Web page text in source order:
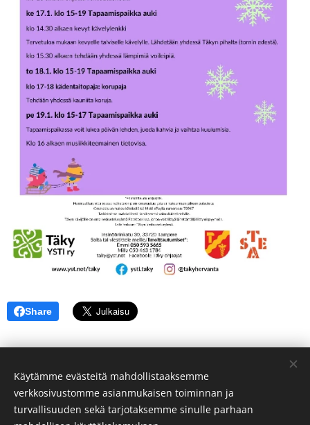
Share
© 2026 Yhdessä Selviytymisen Tuki YSTI ry | Kaikki oikeudet
Käytämme evästeitä mahdollistaaksemme
verkkosivustomme asianmukaisen toiminnan ja
turvallisuuden sekä tarjotaksemme sinulle parhaan